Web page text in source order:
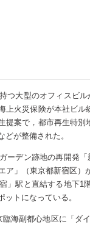
つ大型のオフィスビ
上火災保険が本社ビ
提案で，都市再生特
が整備された。
ーデン跡地の再開発
ア」（東京都新宿区
」駅と直結する地下
トになっている。
海副都心地区に「ダ